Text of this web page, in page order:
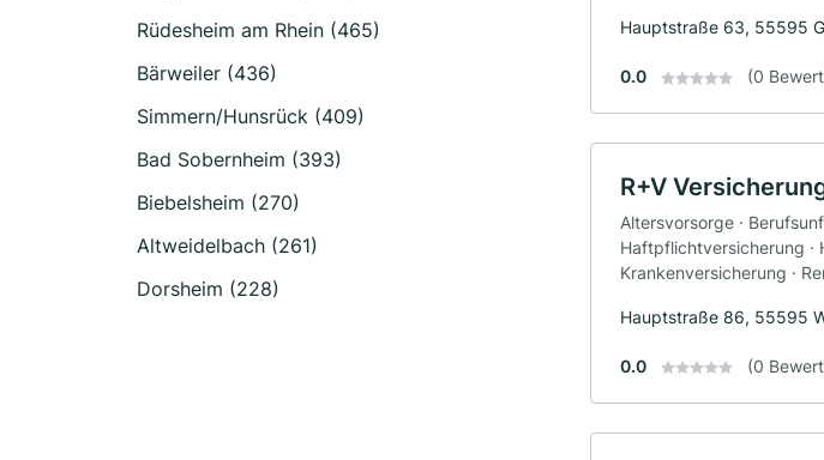
Rüdesheim am Rhein (465)
Bärweiler (436)
Simmern/Hunsrück (409)
Bad Sobernheim (393)
Biebelsheim (270)
Altweidelbach (261)
Dorsheim (228)
Hauptstraße 63, 55595
0.0 (0
R+V
Altersvorsorge ·
Haftpflichtversicherung ·
Krankenversicherung ·
Hauptstraße 86, 55595
0.0 (0